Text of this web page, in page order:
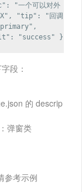
"一个可以对外
"tip": "回调
"success" }
段：
的 descrip
弹窗类
参考示例